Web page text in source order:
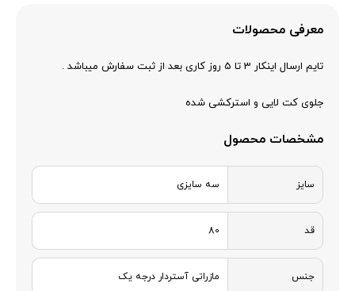
معرفی محصولات
تایم ارسال اینکار 3 تا 5 روز کاری بعد از ثبت سفارش میباشد .
جلوی کت لایی و استرکشی شده
مشخصات محصول
سایز سه سایزی
قد 80
جنس مازراتی آستردار درجه یک